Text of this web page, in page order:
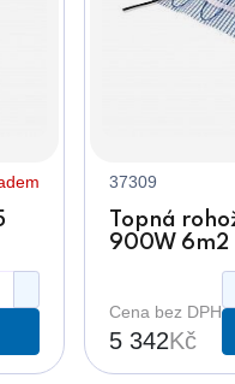
37309
Topná
900W 6m2
Cena bez DPH
5 342Kč